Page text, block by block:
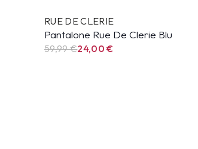
RUE DE CLERIE
Pantalone Rue De Clerie Blu
59,99€24,00€